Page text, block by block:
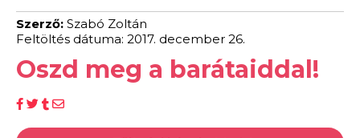
Szerző: Szabó Zoltán
Feltöltés dátuma: 2017. december 26.
Oszd meg a barátaiddal!